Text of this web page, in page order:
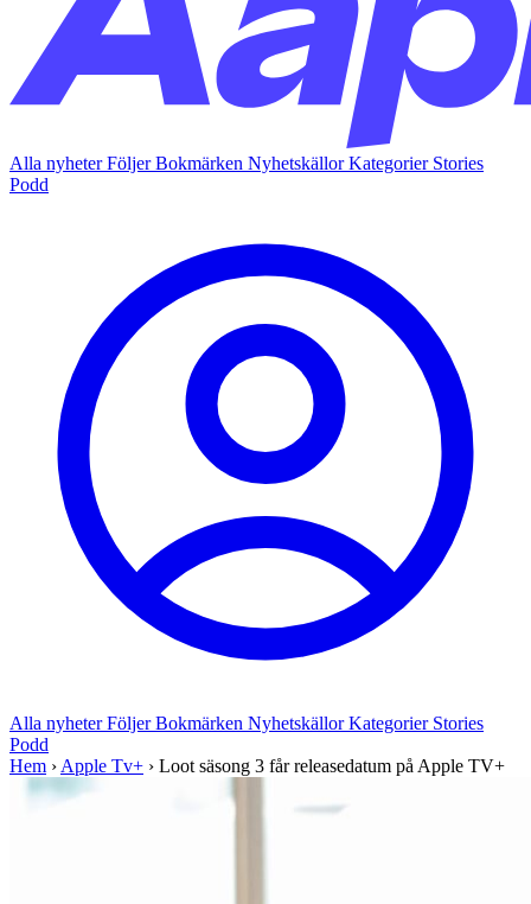
Alla nyheterFöljerBokmärken NyhetskällorKategorier Stories
Podd
Alla nyheterFöljerBokmärken NyhetskällorKategorier Stories
Podd
Hem › Apple Tv+ › Loot säsong 3 får releasedatum på Apple TV+